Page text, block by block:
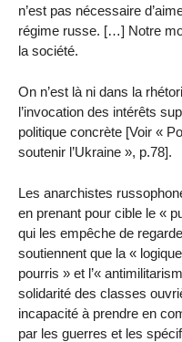
n’est pas nécessaire
régime russe. […] Notre
la société.
On n’est là ni dans la
l’invocation des intérêts
politique concrète [Voir «
soutenir l’Ukraine », p.78].
Les anarchistes
en prenant pour cible le «
qui les empêche de
soutiennent que la «
pourris » et l’«
solidarité des classes
incapacité à prendre en
par les guerres et les